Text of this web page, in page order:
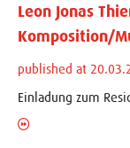
Leon Jonas
Komposition/
published at
Einladung zum